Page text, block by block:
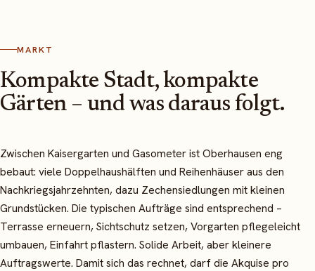
MARKT
Kompakte Stadt, kompakte
Gärten – und was daraus folgt.
Zwischen Kaisergarten und Gasometer ist Oberhausen eng
bebaut: viele Doppelhaushälften und Reihenhäuser aus den
Nachkriegsjahrzehnten, dazu Zechensiedlungen mit kleinen
Grundstücken. Die typischen Aufträge sind entsprechend –
Terrasse erneuern, Sichtschutz setzen, Vorgarten pflegeleicht
umbauen, Einfahrt pflastern. Solide Arbeit, aber kleinere
Auftragswerte. Damit sich das rechnet, darf die Akquise pro